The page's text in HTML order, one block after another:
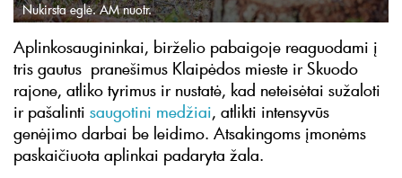
Nukirsta eglė. AM nuotr.
Aplinkosaugininkai, birželio pabaigoje reaguodami į
tris gautus pranešimus Klaipėdos mieste ir Skuodo
rajone, atliko tyrimus ir nustatė, kad neteisėtai sužaloti
ir pašalinti saugotini medžiai, atlikti intensyvūs
genėjimo darbai be leidimo. Atsakingoms įmonėms
paskaičiuota aplinkai padaryta žala.